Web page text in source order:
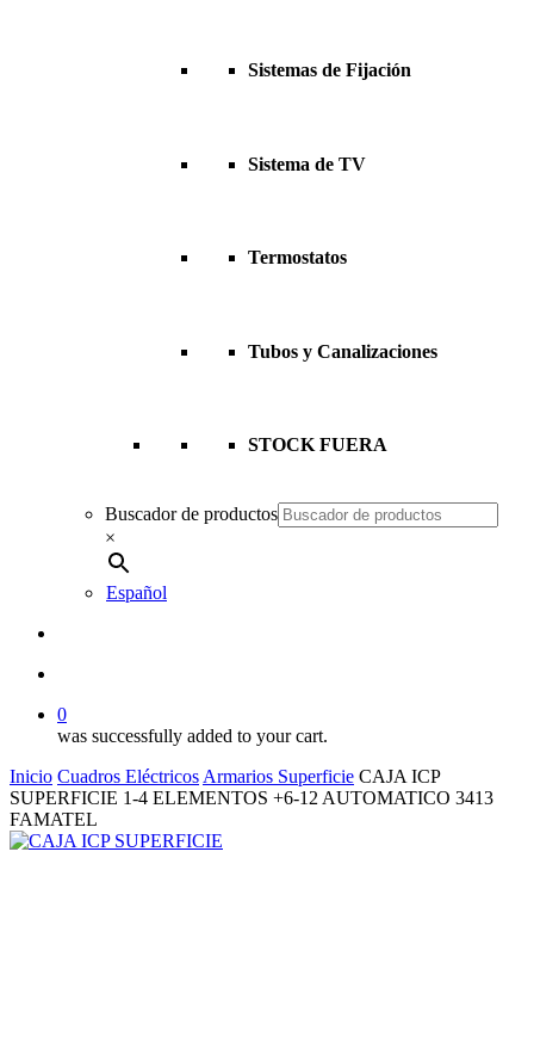
Sistemas de Fijación
Sistema de TV
Termostatos
Tubos y Canalizaciones
STOCK FUERA
Buscador de productos
×
Español
0
was successfully added to your cart.
Inicio Cuadros EléctricosArmarios Superficie CAJA ICP
SUPERFICIE 1-4 ELEMENTOS +6-12 AUTOMATICO 3413
FAMATEL